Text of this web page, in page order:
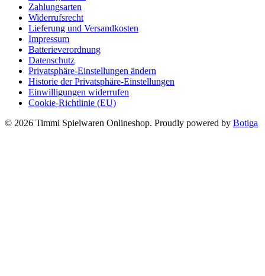
Zahlungsarten
Widerrufsrecht
Lieferung und Versandkosten
Impressum
Batterieverordnung
Datenschutz
Privatsphäre-Einstellungen ändern
Historie der Privatsphäre-Einstellungen
Einwilligungen widerrufen
Cookie-Richtlinie (EU)
© 2026 Timmi Spielwaren Onlineshop. Proudly powered by Botiga